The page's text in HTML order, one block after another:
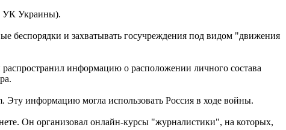
УК Украины).
беспорядки и захватывать госучреждения под видом "движения
информацию о расположении личного состава
Эту информацию могла использовать Россия в ходе войны.
Он организовал онлайн-курсы "журналистики", на которых,